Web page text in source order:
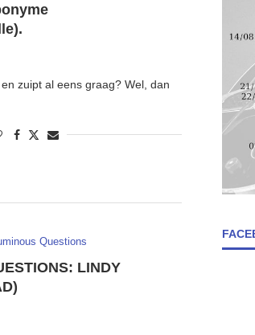
zuipt al eens graag? Wel, dan
Questions
LINDY